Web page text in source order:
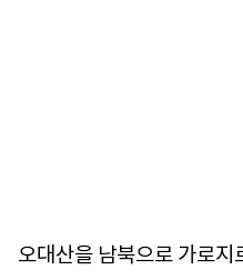
오대산을 남북으로 가로지